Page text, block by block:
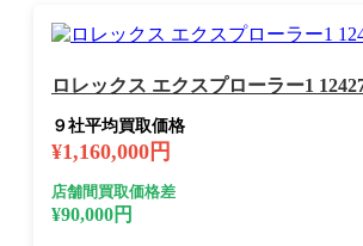
ロレックス エクスプローラー1
９社平均買取価格
¥1,160,000円
店舗間買取価格差
¥90,000円